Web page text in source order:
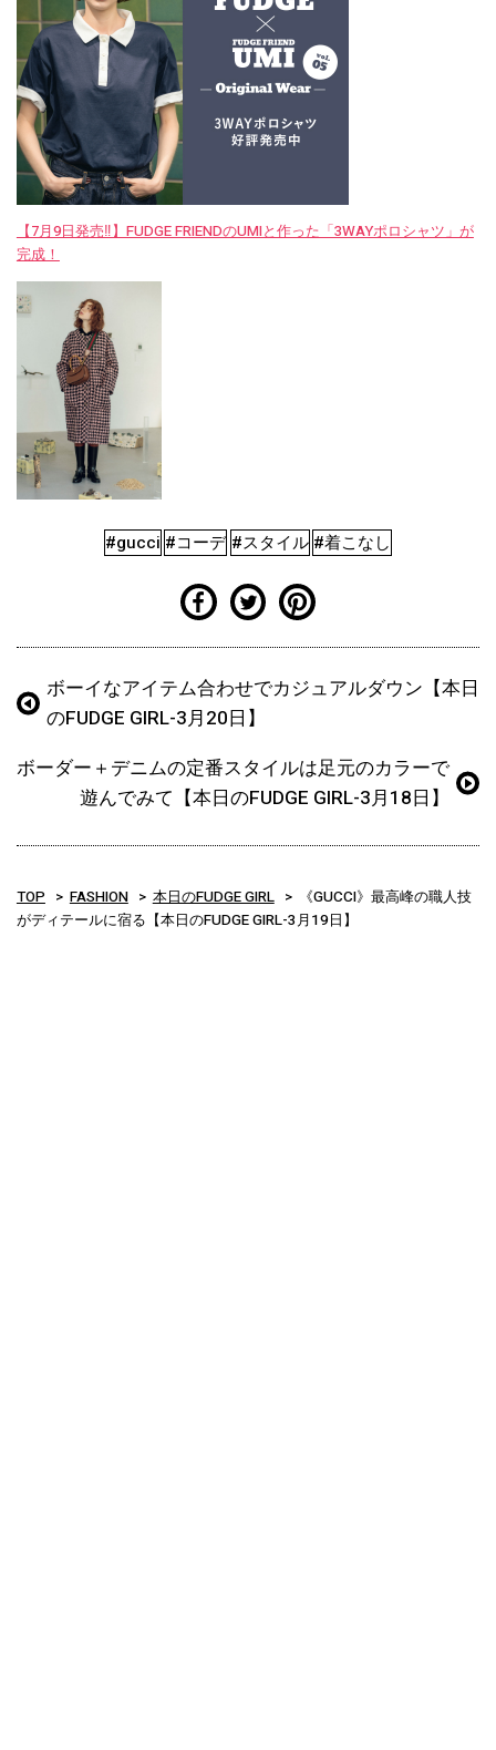
【7月9日発売‼︎】FUDGE FRIENDのUMIと作った「3WAYポロシャツ」が
完成！
#gucci #コーデ #スタイル #着こなし
ボーイなアイテム合わせでカジュアルダウン【本日
のFUDGE GIRL-3月20日】
ボーダー＋デニムの定番スタイルは足元のカラーで
遊んでみて【本日のFUDGE GIRL-3月18日】
TOP FASHION 本日のFUDGE GIRL
《GUCCI》最高峰の職人技
がディテールに宿る【本日のFUDGE GIRL-3月19日】